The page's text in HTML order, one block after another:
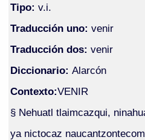
Tipo: v.i.
Traducción uno: venir
Traducción dos: venir
Diccionario: Alarcón
Contexto:VENIR
§ Nehuatl tlaimcazqui,
ya nictocaz